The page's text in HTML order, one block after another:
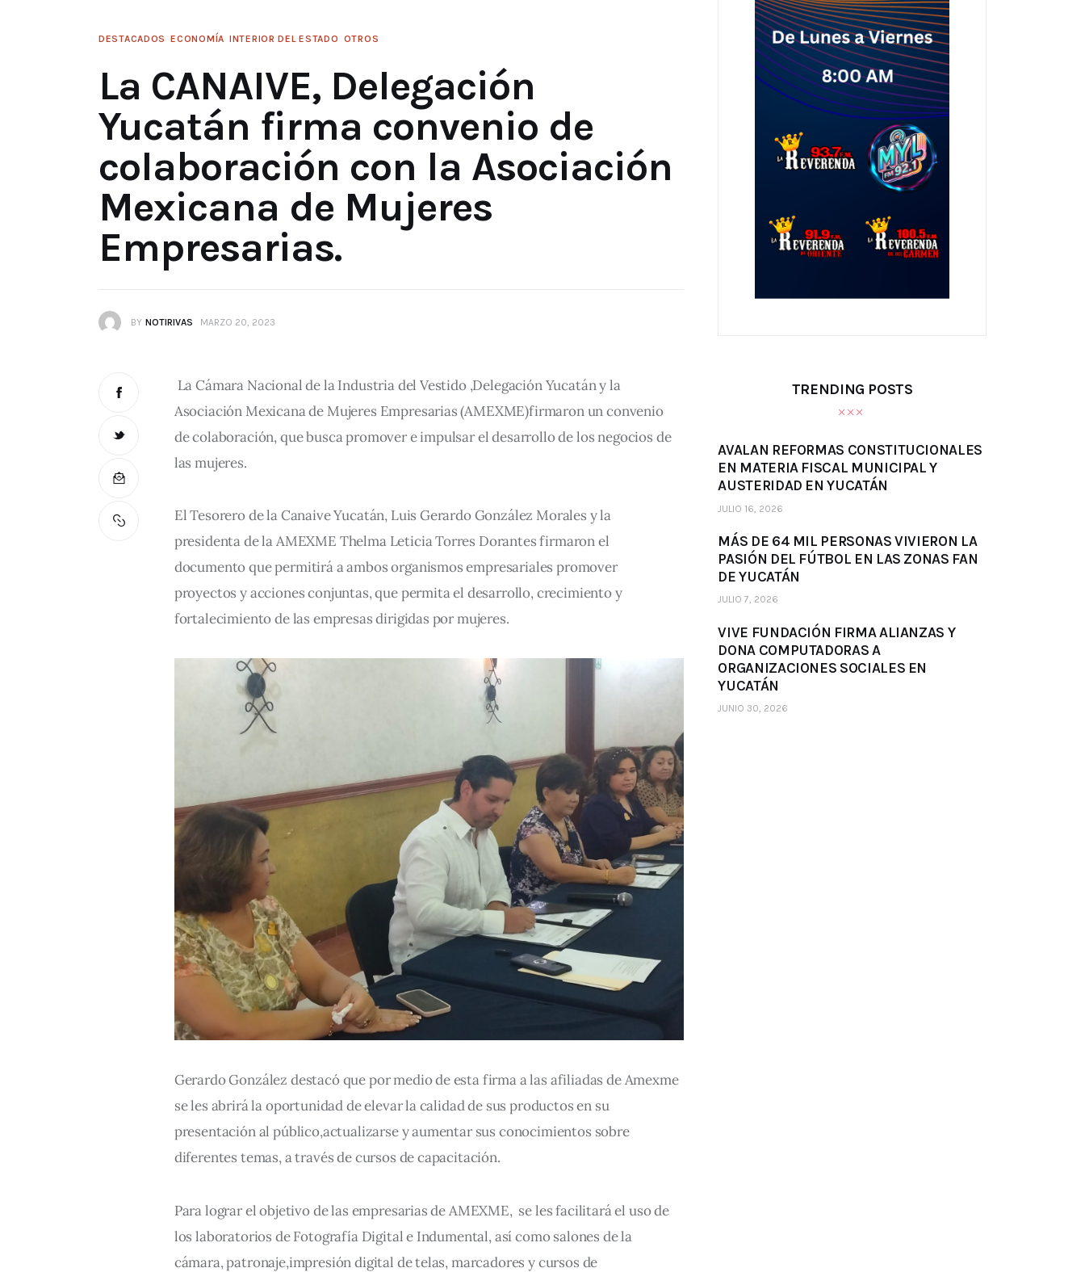
DESTACADOS ECONOMÍA INTERIOR DEL ESTADO OTROS
La CANAIVE, Delegación
Yucatán firma convenio de
colaboración con la Asociación
Mexicana de Mujeres
Empresarias.
BY NOTIRIVAS MARZO 20, 2023
La Cámara Nacional de la Industria del Vestido ,Delegación Yucatán y la
Asociación Mexicana de Mujeres Empresarias (AMEXME)firmaron un convenio
de colaboración, que busca promover e impulsar el desarrollo de los negocios de
las mujeres.
El Tesorero de la Canaive Yucatán, Luis Gerardo González Morales y la
presidenta de la AMEXME Thelma Leticia Torres Dorantes firmaron el
documento que permitirá a ambos organismos empresariales promover
proyectos y acciones conjuntas, que permita el desarrollo, crecimiento y
fortalecimiento de las empresas dirigidas por mujeres.
Gerardo González destacó que por medio de esta firma a las afiliadas de Amexme
se les abrirá la oportunidad de elevar la calidad de sus productos en su
presentación al público,actualizarse y aumentar sus conocimientos sobre
diferentes temas, a través de cursos de capacitación.
Para lograr el objetivo de las empresarias de AMEXME,  se les facilitará el uso de
los laboratorios de Fotografía Digital e Indumental, así como salones de la
cámara, patronaje,impresión digital de telas, marcadores y cursos de
TRENDING POSTS
AVALAN REFORMAS CONSTITUCIONALES
EN MATERIA FISCAL MUNICIPAL Y
AUSTERIDAD EN YUCATÁN
JULIO 16, 2026
MÁS DE 64 MIL PERSONAS VIVIERON LA
PASIÓN DEL FÚTBOL EN LAS ZONAS FAN
DE YUCATÁN
JULIO 7, 2026
VIVE FUNDACIÓN FIRMA ALIANZAS Y
DONA COMPUTADORAS A
ORGANIZACIONES SOCIALES EN
YUCATÁN
JUNIO 30, 2026